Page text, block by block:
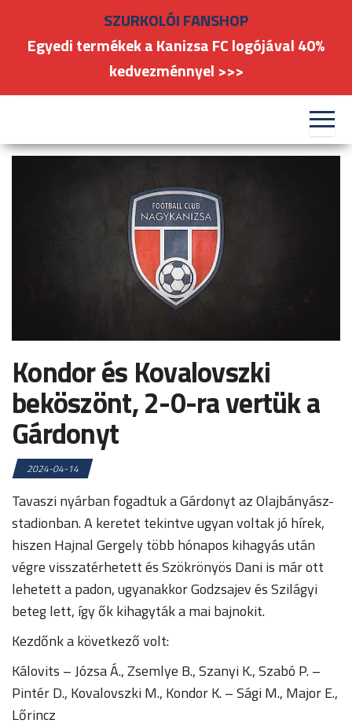
FC
#kanizsafoci
Kondor és Kovalovszki
beköszönt, 2-0-ra vertük a
Gárdonyt
2024-04-14
Tavaszi nyárban fogadtuk a Gárdonyt az Olajbányász-
stadionban. A keretet tekintve ugyan voltak jó hírek,
hiszen Hajnal Gergely több hónapos kihagyás után
végre visszatérhetett és Szökrönyös Dani is már ott
lehetett a padon, ugyanakkor Godzsajev és Szilágyi
beteg lett, így ők kihagyták a mai bajnokit.
Kezdőnk a következő volt:
Kálovits – Józsa Á., Zsemlye B., Szanyi K., Szabó P. –
Pintér D., Kovalovszki M., Kondor K. – Sági M., Major E.,
Lőrincz
SZURKOLÓI FANSHOP
Egyedi termékek a Kanizsa FC logójával 40%
kedvezménnyel >>>